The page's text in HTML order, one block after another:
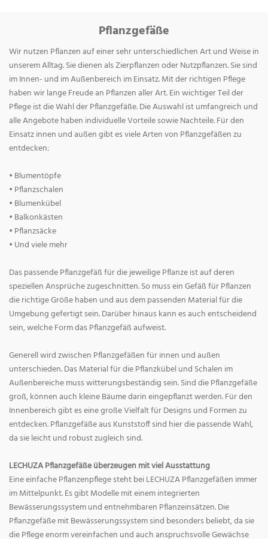
Pflanzgefäße
Wir nutzen Pflanzen auf einer sehr unterschiedlichen Art und Weise in
unserem Alltag. Sie dienen als Zierpflanzen oder Nutzpflanzen. Sie sind
im Innen- und im Außenbereich im Einsatz. Mit der richtigen Pflege
haben wir lange Freude an Pflanzen aller Art. Ein wichtiger Teil der
Pflege ist die Wahl der Pflanzgefäße. Die Auswahl ist umfangreich und
alle Angebote haben individuelle Vorteile sowie Nachteile. Für den
Einsatz innen und außen gibt es viele Arten von Pflanzgefäßen zu
entdecken:
• Blumentöpfe
• Pflanzschalen
• Blumenkübel
• Balkonkästen
• Pflanzsäcke
• Und viele mehr
Das passende Pflanzgefäß für die jeweilige Pflanze ist auf deren
speziellen Ansprüche zugeschnitten. So muss ein Gefäß für Pflanzen
die richtige Größe haben und aus dem passenden Material für die
Umgebung gefertigt sein. Darüber hinaus kann es auch entscheidend
sein, welche Form das Pflanzgefäß aufweist.
Generell wird zwischen Pflanzgefäßen für innen und außen
unterschieden. Das Material für die Pflanzkübel und Schalen im
Außenbereiche muss witterungsbeständig sein. Sind die Pflanzgefäße
groß, können auch kleine Bäume darin eingepflanzt werden. Für den
Innenbereich gibt es eine große Vielfalt für Designs und Formen zu
entdecken. Pflanzgefäße aus Kunststoff sind hier die passende Wahl,
da sie leicht und robust zugleich sind.
LECHUZA Pflanzgefäße überzeugen mit viel Ausstattung
Eine einfache Pflanzenpflege steht bei LECHUZA Pflanzgefäßen immer
im Mittelpunkt. Es gibt Modelle mit einem integrierten
Bewässerungssystem und entnehmbaren Pflanzeinsätzen. Die
Pflanzgefäße mit Bewässerungssystem sind besonders beliebt, da sie
die Pflege enorm vereinfachen und auch anspruchsvolle Gewächse